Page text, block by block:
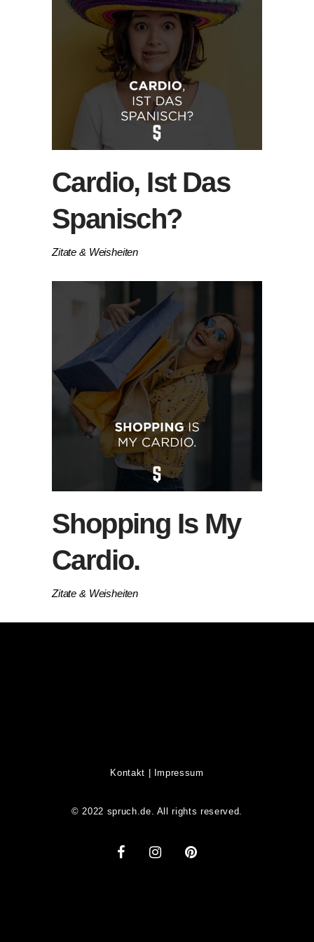
Cardio, Ist Das
Spanisch?
Zitate & Weisheiten
Shopping Is My
Cardio.
Zitate & Weisheiten
Kontakt Impressum
© 2022 spruch.de. All rights reserved.